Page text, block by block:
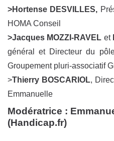
>Hortense DESVILLES,
HOMA Conseil
>Jacques MOZZI-RAVEL et
général et Directeur du
Groupement pluri-associatif
>Thierry BOSCARIOL,
Emmanuelle
Modératrice :
(Handicap.fr)